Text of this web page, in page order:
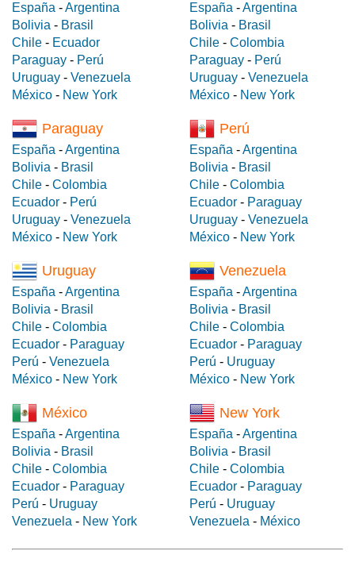
España -Argentina
Bolivia - Brasil
Chile - Ecuador
Paraguay - Perú
Uruguay - Venezuela
México - New York
España -Argentina
Bolivia - Brasil
Chile - Colombia
Paraguay - Perú
Uruguay - Venezuela
México - New York
Paraguay
España -Argentina
Bolivia - Brasil
Chile - Colombia
Ecuador - Perú
Uruguay - Venezuela
México - New York
Perú
España -Argentina
Bolivia - Brasil
Chile - Colombia
Ecuador - Paraguay
Uruguay - Venezuela
México - New York
Uruguay
España -Argentina
Bolivia - Brasil
Chile - Colombia
Ecuador - Paraguay
Perú - Venezuela
México - New York
Venezuela
España -Argentina
Bolivia - Brasil
Chile - Colombia
Ecuador - Paraguay
Perú - Uruguay
México - New York
México
España -Argentina
Bolivia - Brasil
Chile - Colombia
Ecuador - Paraguay
Perú - Uruguay
Venezuela - New York
New York
España -Argentina
Bolivia - Brasil
Chile - Colombia
Ecuador - Paraguay
Perú - Uruguay
Venezuela - México